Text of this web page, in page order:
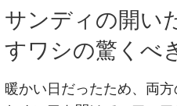
サンディの開い
すワシの驚くべ
暖かい日だったため、両